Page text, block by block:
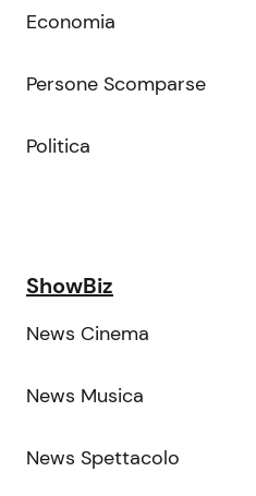
Economia
Persone Scomparse
Politica
ShowBiz
News Cinema
News Musica
News Spettacolo